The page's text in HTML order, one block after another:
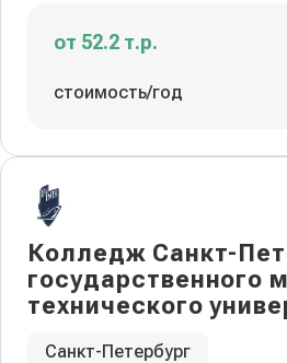
от 52.2 т.р.
стоимость/год
Колледж Санкт-
государственного
технического
Санкт-Петербург